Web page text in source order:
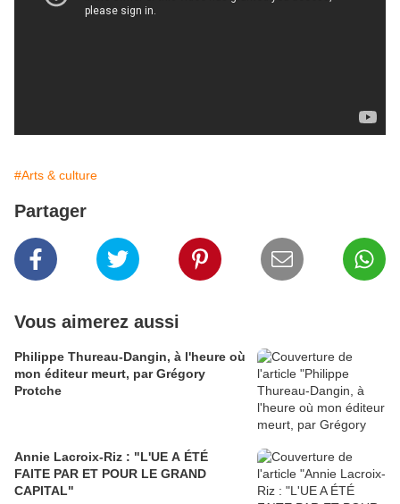
#Arts & culture
Partager
Vous aimerez aussi
Philippe Thureau-Dangin, à l'heure où
mon éditeur meurt, par Grégory
Protche
Annie Lacroix-Riz : "L'UE A ÉTÉ
FAITE PAR ET POUR LE GRAND
CAPITAL"